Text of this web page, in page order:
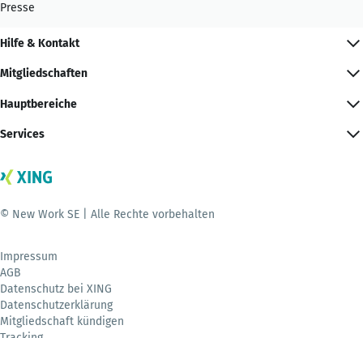
Presse
Hilfe & Kontakt
Mitgliedschaften
Hauptbereiche
Services
© New Work SE | Alle Rechte vorbehalten
Impressum
AGB
Datenschutz bei XING
Datenschutzerklärung
Mitgliedschaft kündigen